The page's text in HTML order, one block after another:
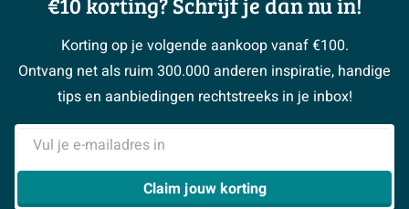
Garantie / klachten
Reviewbeleid
> Naar de klantenservice
Klustips
Klusadvies
> Alle adviesmogelijkheden
Magazine
#MySawiday
> Naar inspiratie
Over Sawiday
Vacatures
Sawiday PRO
BeCommerce
Samenwerken
> Alles over showrooms
Korting op je volgende aankoop vanaf €100.
Ontvang net als ruim 300.000 anderen inspiratie, handige
tips en aanbiedingen rechtstreeks in je inbox!
E-mailadres
Claim jouw korting